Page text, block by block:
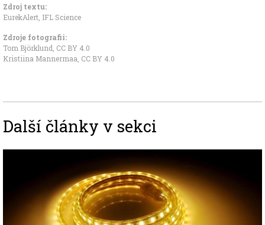
Zdroj textu:
EurekAlert IFL Science
Zdroje fotografii:
Tom Björklund CC BY 4.0
Kristiina Mannermaa CC BY 4.0
Další články v sekci